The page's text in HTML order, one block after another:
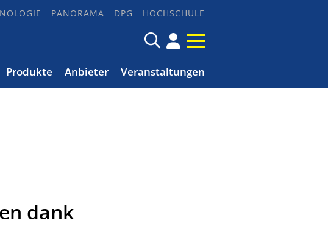
PANORAMA DPG HOCHSCHULE
Produkte Anbieter Veranstaltungen
dank